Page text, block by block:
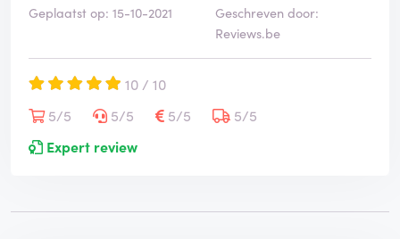
Geplaatst op: 15-10-2021
Geschreven door:
Reviews.be
10 / 10
5/5
5/5 5/5
5/5
Expert review